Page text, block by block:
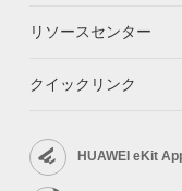
リソースセンター
クイックリンク
HUAWEI eKit